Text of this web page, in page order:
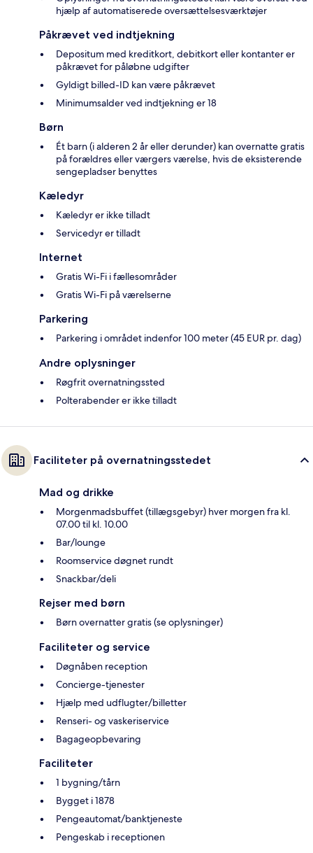
hjælp af automatiserede oversættelsesværktøjer
Påkrævet ved indtjekning
Depositum med kreditkort, debitkort eller kontanter er
påkrævet for påløbne udgifter
Gyldigt billed-ID kan være påkrævet
Minimumsalder ved indtjekning er 18
Børn
Ét barn (i alderen 2 år eller derunder) kan overnatte gratis
på forældres eller værgers værelse, hvis de eksisterende
sengepladser benyttes
Kæledyr
Kæledyr er ikke tilladt
Servicedyr er tilladt
Internet
Gratis Wi-Fi i fællesområder
Gratis Wi-Fi på værelserne
Parkering
Parkering i området indenfor 100 meter (45 EUR pr. dag)
Andre oplysninger
Røgfrit overnatningssted
Polterabender er ikke tilladt
Faciliteter på overnatningsstedet
Mad og drikke
Morgenmadsbuffet (tillægsgebyr) hver morgen fra kl.
07.00 til kl. 10.00
Bar/lounge
Roomservice døgnet rundt
Snackbar/deli
Rejser med børn
Børn overnatter gratis (se oplysninger)
Faciliteter og service
Døgnåben reception
Concierge-tjenester
Hjælp med udflugter/billetter
Renseri- og vaskeriservice
Bagageopbevaring
Faciliteter
1 bygning/tårn
Bygget i 1878
Pengeautomat/banktjeneste
Pengeskab i receptionen